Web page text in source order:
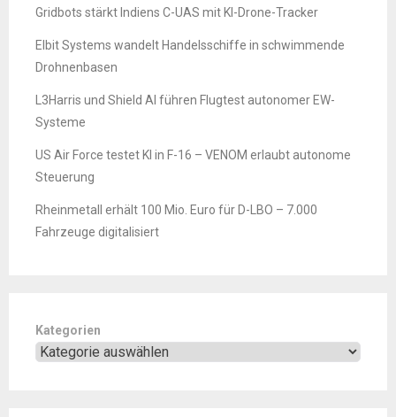
Gridbots stärkt Indiens C-UAS mit KI-Drone-Tracker
Elbit Systems wandelt Handelsschiffe in schwimmende
Drohnenbasen
L3Harris und Shield AI führen Flugtest autonomer EW-
Systeme
US Air Force testet KI in F-16 – VENOM erlaubt autonome
Steuerung
Rheinmetall erhält 100 Mio. Euro für D-LBO – 7.000
Fahrzeuge digitalisiert
Kategorien